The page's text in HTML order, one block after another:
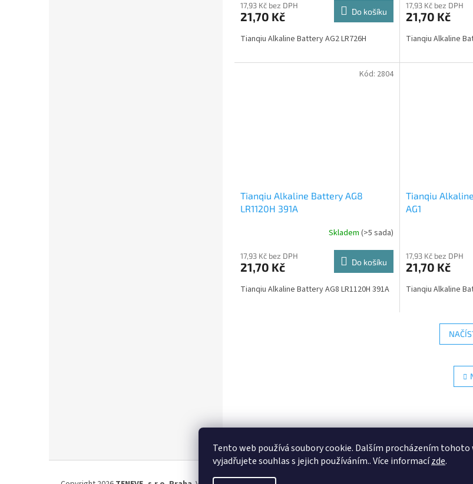
Tento web používá soubory cookie. Dalším procházením tohoto
vyjadřujete souhlas s jejich používáním.. Více informacízde.
17,93 Kč bez DPH
21,70 Kč Do košíku
Tianqiu Alkaline Battery AG2 LR726H
17,93 Kč bez DPH
21,70 Kč
Tianqiu Alkaline
Tianqiu Alkaline Battery AG8
LR1120H 391A
Skladem (>5 sada)
17,93 Kč bez DPH
21,70 Kč Do košíku
Tianqiu Alkaline Battery AG8 LR1120H 391A
Kód: 2804
Tianqiu
AG1
17,93 Kč bez DPH
21,70 Kč
Tianqiu Alkaline